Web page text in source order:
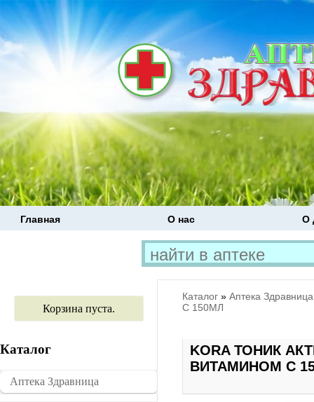
Главная О нас О
Корзина пуста.
Каталог
�������
Аптека Здравница
Каталог » Аптека Здравница
С 150МЛ
KORA ТОНИК
ВИТАМИНОМ С